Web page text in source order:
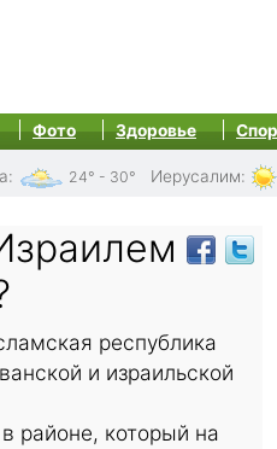
Фото Здоровье
: 24° - 30° Иерусалим:
республика
и израильской
районе, который на